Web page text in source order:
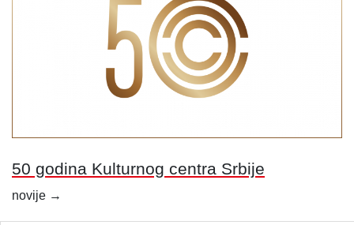
50 godina Kulturnog centra Srbije
Kretanje
novije →